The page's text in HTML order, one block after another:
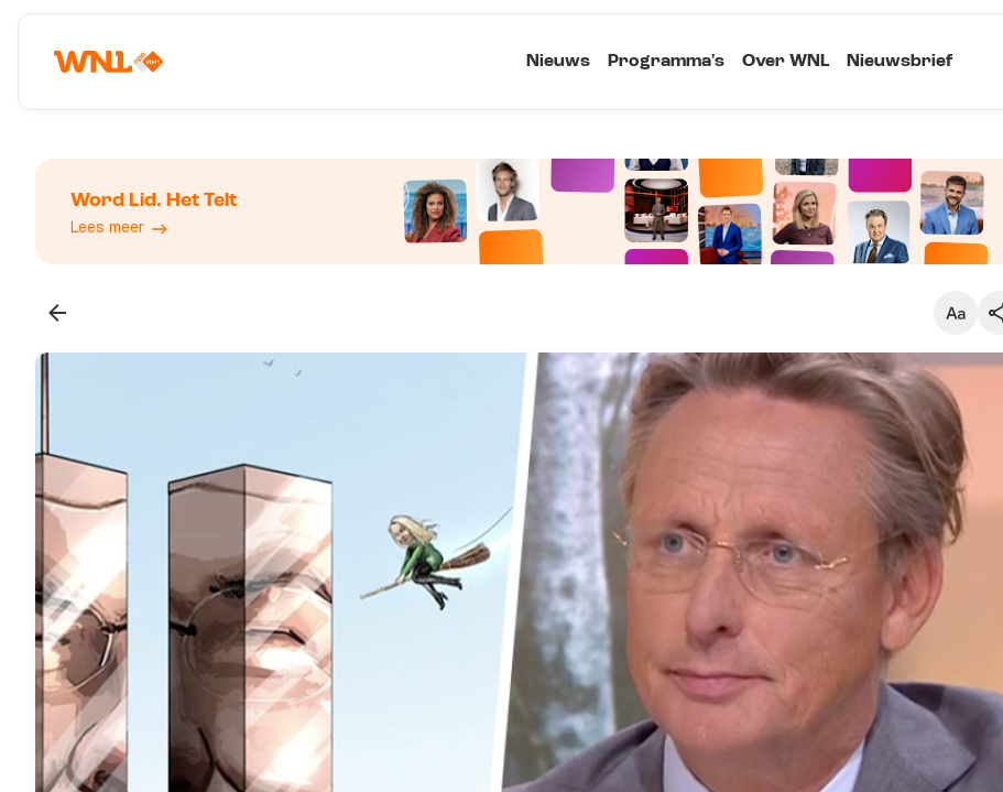
Nieuws Programma's Over WNL Nieuwsbrief
Word Lid. Het Telt
Lees meer
Klein
Standaard
Groot
Kopieer link